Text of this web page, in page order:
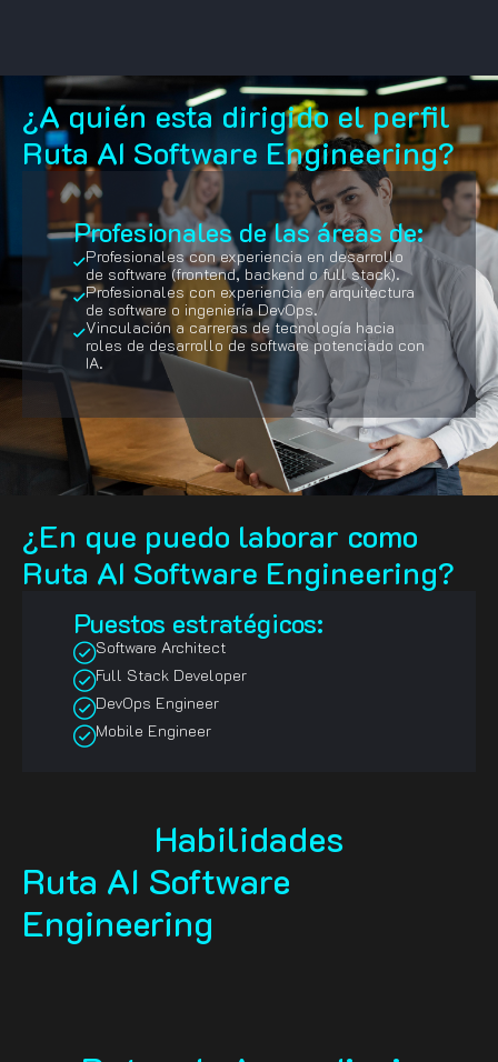
¿A quién esta dirigido el perfil
Ruta AI Software Engineering?
Profesionales de las áreas de:
Profesionales con experiencia en desarrollo
de software (frontend, backend o full stack).
Profesionales con experiencia en arquitectura
de software o ingeniería DevOps.
Vinculación a carreras de tecnología hacia
roles de desarrollo de software potenciado con
IA.
¿En que puedo laborar como
Ruta AI Software Engineering?
Puestos estratégicos:
Software Architect
Full Stack Developer
DevOps Engineer
Mobile Engineer
Habilidades
Ruta AI Software
Engineering